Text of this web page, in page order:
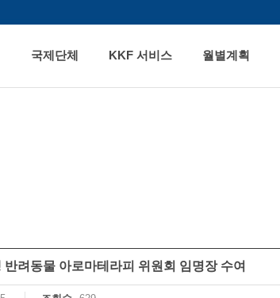
국제단체 KKF 서비스 월별계획